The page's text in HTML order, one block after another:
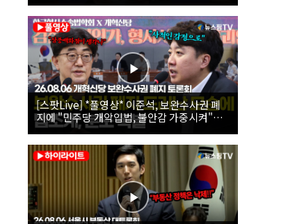
[스팟Live] *풀영상* 이준석, 보완수사권 폐
지에 "민주당 개악입법, 불안감 가중시켜"｜
26.08.06 개혁신당 보완수사권 폐지 토론회